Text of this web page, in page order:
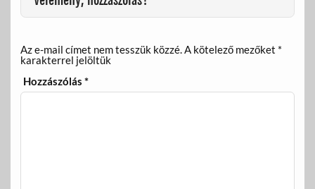
Az e-mail címet nem tesszük közzé.A kötelező mezőket *
karakterrel jelöltük
Hozzászólás*